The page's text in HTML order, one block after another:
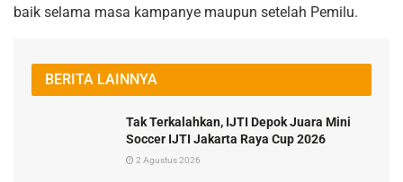
baik selama masa kampanye maupun setelah Pemilu.
BERITA LAINNYA
Tak Terkalahkan, IJTI Depok Juara Mini
Soccer IJTI Jakarta Raya Cup 2026
2 Agustus 2026